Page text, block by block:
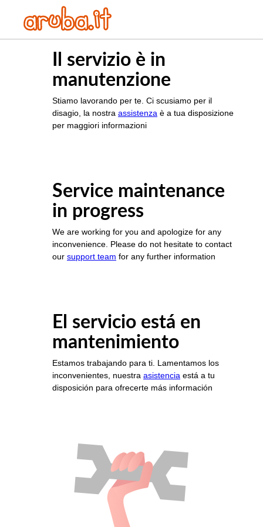
Il servizio è in
manutenzione
Stiamo lavorando per te. Ci scusiamo per il
disagio, la nostra assistenza è a tua disposizione
per maggiori informazioni
Service maintenance
in progress
We are working for you and apologize for any
inconvenience. Please do not hesitate to contact
our support team for any further information
El servicio está en
mantenimiento
Estamos trabajando para ti. Lamentamos los
inconvenientes, nuestra asistencia está a tu
disposición para ofrecerte más información